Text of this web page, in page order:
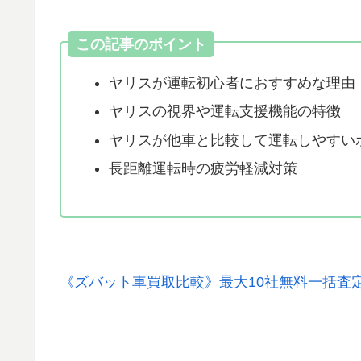
この記事のポイント
ヤリスが運転初心者におすすめな理由
ヤリスの視界や運転支援機能の特徴
ヤリスが他車と比較して運転しやすい
長距離運転時の疲労軽減対策
《ズバット車買取比較》最大10社無料一括査